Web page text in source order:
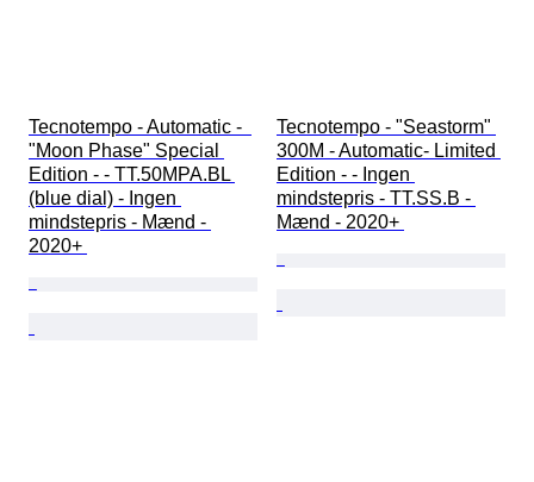
Tecnotempo - Automatic -
"Moon Phase" Special
Edition - - TT.50MPA.BL
(blue dial) - Ingen
mindstepris - Mænd -
2020+
Tecnotempo - "Seastorm"
300M - Automatic- Limited
Edition - - Ingen
mindstepris - TT.SS.B -
Mænd - 2020+